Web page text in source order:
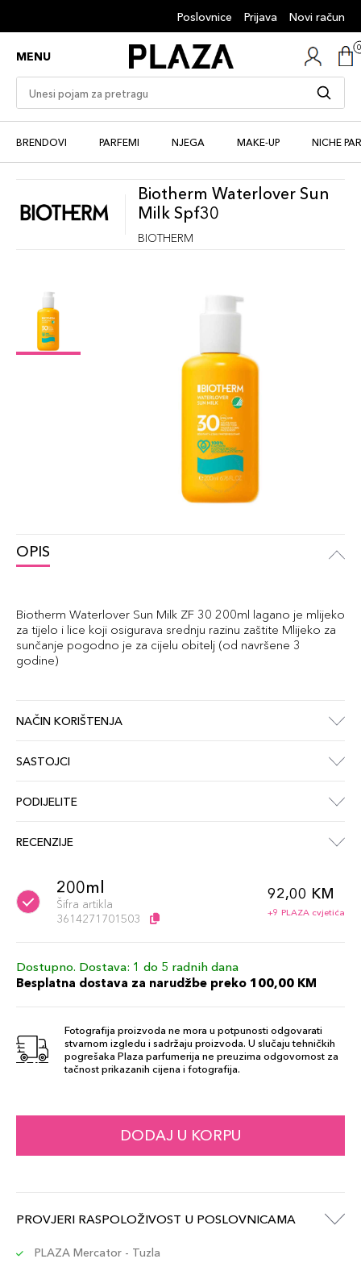
Poslovnice Prijava Novi račun
MENU
BRENDOVI PARFEMI NJEGA MAKE-UP NICHE
Biotherm Waterlover Sun
Milk Spf30
BIOTHERM
OPIS
Biotherm Waterlover Sun Milk ZF 30 200ml lagano je mlijeko
za tijelo i lice koji osigurava srednju razinu zaštite Mlijeko za
sunčanje pogodno je za cijelu obitelj (od navršene 3
godine)
NAČIN KORIŠTENJA
SASTOJCI
PODIJELITE
RECENZIJE
200ml
Šifra artikla
3614271701503
92,00 KM
+9 PLAZA cvjetića
Dostupno. Dostava: 1 do 5 radnih dana
Besplatna dostava za narudžbe preko 100,00 KM
Fotografija proizvoda ne mora u potpunosti odgovarati
stvarnom izgledu i sadržaju proizvoda. U slučaju tehničkih
pogrešaka Plaza parfumerija ne preuzima odgovornost za
tačnost prikazanih cijena i fotografija.
DODAJ U KORPU
PROVJERI RASPOLOŽIVOST U POSLOVNICAMA
PLAZA Mercator - Tuzla